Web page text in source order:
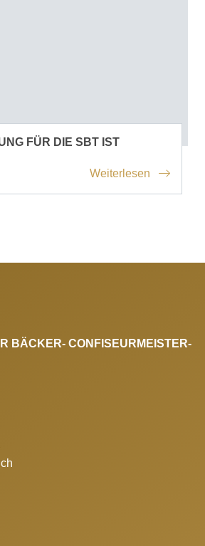
FÜR DIE SBT IST
Weiterlesen
BÄCKER- CONFISEURMEISTER-